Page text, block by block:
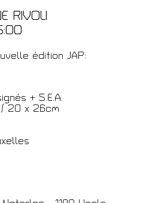
RIVOLI
édition JAP:
+ 5.E.A.
20 x 26cm